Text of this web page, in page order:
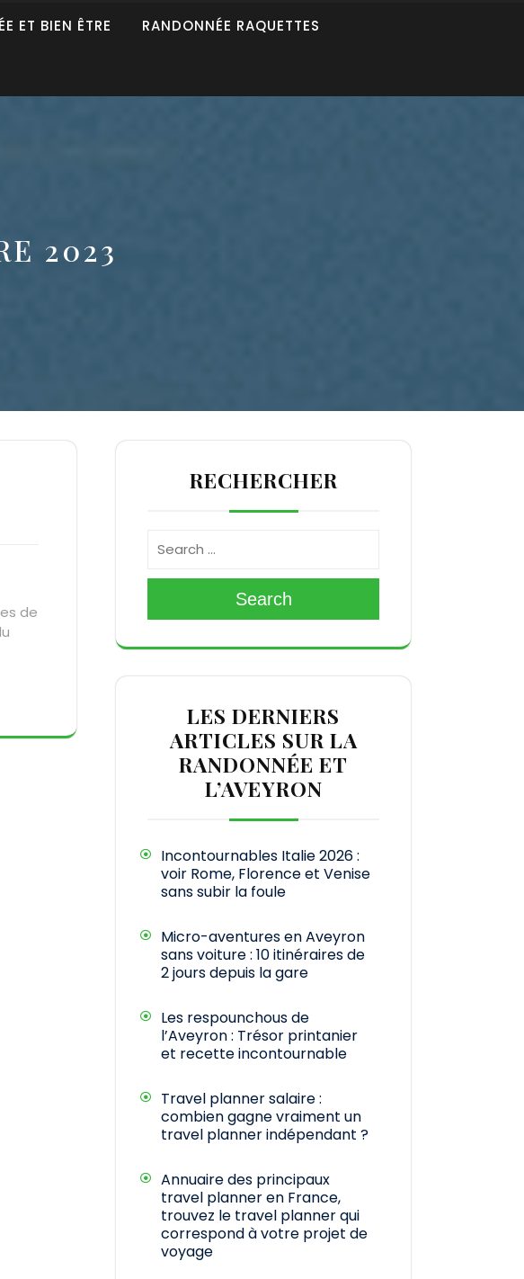
ET BIEN ÊTRE RANDONNÉE RAQUETTES
2023
de
RECHERCHER
Search
LES DERNIERS
ARTICLES SUR LA
RANDONNÉE ET
L’AVEYRON
Incontournables Italie 2026 :
voir Rome, Florence et Venise
sans subir la foule
Micro-aventures en Aveyron
sans voiture : 10 itinéraires de
2 jours depuis la gare
Les respounchous de
l’Aveyron : Trésor printanier
et recette incontournable
Travel planner salaire :
combien gagne vraiment un
travel planner indépendant ?
Annuaire des principaux
travel planner en France,
trouvez le travel planner qui
correspond à votre projet de
voyage